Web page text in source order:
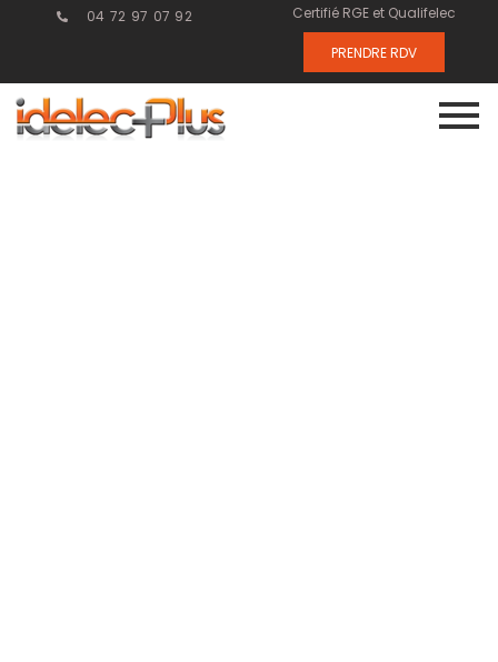
04 72 97 07 92 Certifié RGE et Qualifelec
PRENDRE RDV